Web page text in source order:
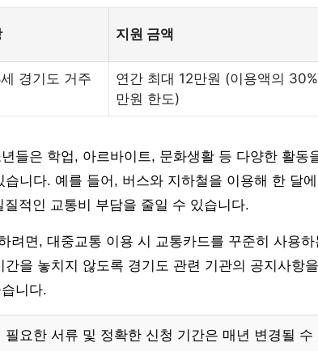
지원 금액
경기도 거주
연간 최대 12만원 (이용액의
만원 한도)
들은 학업, 아르바이트, 문화생활 등 다양한 활동
습니다. 예를 들어, 버스와 지하철을 이용해 한 달
적인 교통비 부담을 줄일 수 있습니다.
려면, 대중교통 이용 시 교통카드를 꾸준히 사용
간을 놓치지 않도록 경기도 관련 기관의 공지사항
니다.
필요한 서류 및 정확한 신청 기간은 매년 변경될